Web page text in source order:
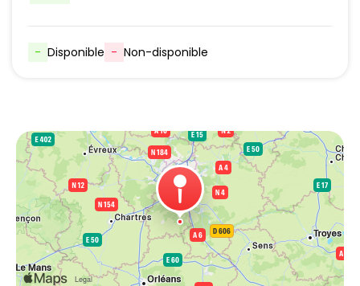
- Disponible - Non-disponible